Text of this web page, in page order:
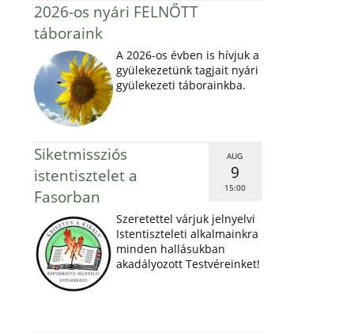
2026-os nyári FELNŐTT
táboraink
A 2026-os évben is hívjuk a
gyülekezetünk tagjait nyári
gyülekezeti táborainkba.
AUG
9
15:00
Siketmissziós
istentisztelet a
Fasorban
Szeretettel várjuk jelnyelvi
Istentiszteleti alkalmainkra
minden hallásukban
akadályozott Testvéreinket!